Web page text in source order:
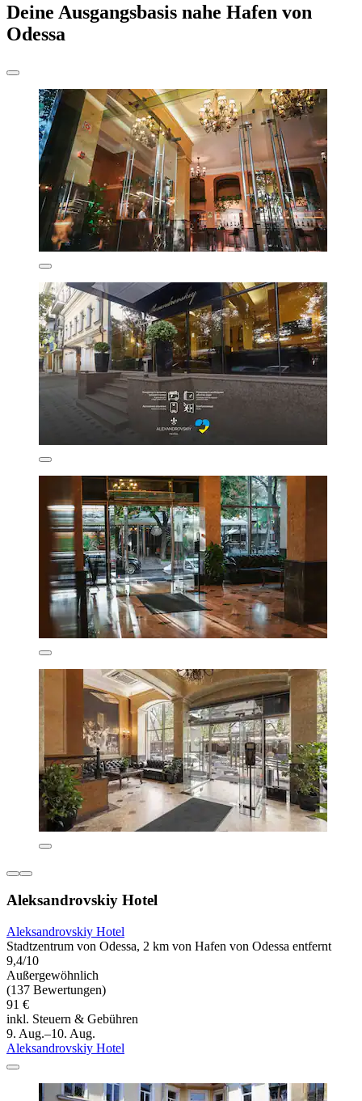
Deine Ausgangsbasis nahe Hafen von
Odessa
Aleksandrovskiy Hotel
Aleksandrovskiy Hotel
Stadtzentrum von Odessa, 2 km von Hafen von Odessa entfernt
9,4/10
Außergewöhnlich
(137 Bewertungen)
91 €
inkl. Steuern & Gebühren
9. Aug.–10. Aug.
Aleksandrovskiy Hotel